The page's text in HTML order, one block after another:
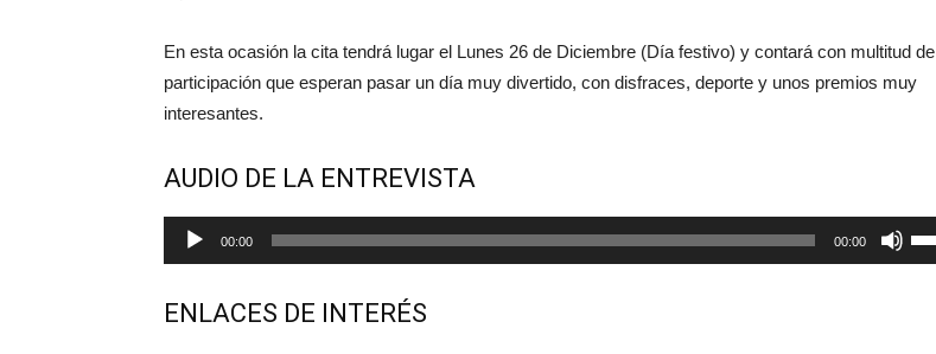
En esta ocasión la cita tendrá lugar el Lunes 26 de Diciembre (Día festivo) y contará con multitud de
participación que esperan pasar un día muy divertido, con disfraces, deporte y unos premios muy
interesantes.
AUDIO DE LA ENTREVISTA
Reproductor
de
00:00 00:00
las
ENLACES DE INTERÉS